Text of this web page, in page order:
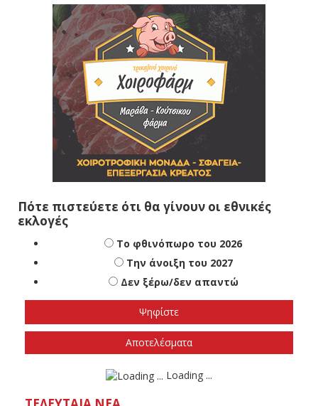
Πότε πιστεύετε ότι θα γίνουν οι εθνικές
εκλογές
Το φθινόπωρο του 2026
Την άνοιξη του 2027
Δεν ξέρω/δεν απαντώ